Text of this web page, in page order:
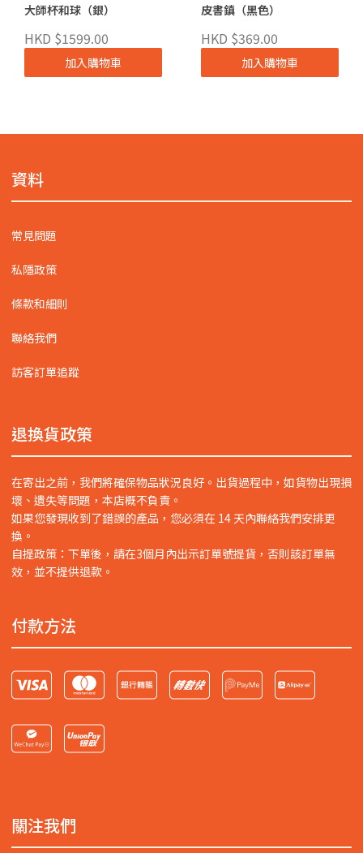
大師杯和球（銀）
HKD $1599.00
加入購物車
皮書鎮（黑色）
HKD $369.00
加入購物車
資料
常見問題
私隱政策
條款和細則
聯絡我們
訪客訂單追蹤
退換貨政策
在寄出之前，我們將確保物品狀況良好。出貨過程中，如貨物出現損
壞、遺失等問題，本店概不負責。
如果您發現收到了錯誤的產品，您必須在 14 天內聯絡我們安排更
換。
自提政策：下單後，請在3個月內出示訂單號提貨，否則該訂單無
效，並不提供退款。
付款方法
關注我們